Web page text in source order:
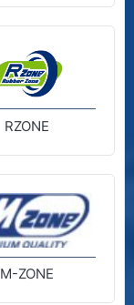
RZONE
M-ZONE